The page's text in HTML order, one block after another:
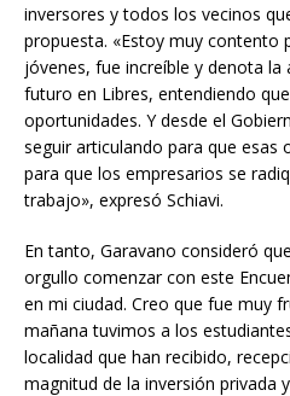
inversores y todos los vecinos
propuesta. «Estoy muy contento
jóvenes, fue increíble y denota la
futuro en Libres, entendiendo
oportunidades. Y desde el
seguir articulando para que esas
para que los empresarios se
trabajo», expresó Schiavi.
En tanto, Garavano consideró
orgullo comenzar con este
en mi ciudad. Creo que fue muy
mañana tuvimos a los
localidad que han recibido,
magnitud de la inversión privada